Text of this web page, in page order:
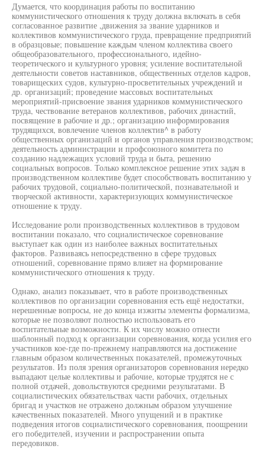
Думается, что координация работы по воспитанию
коммунистического отношения к труду должна включать в себя
согласованное развитие ,движения за звание ударников и
коллективов коммунистического груда, превращение предприятий
в образцовые; повышение каждым членом коллектива своего
общеобразовательного, профессионального, идейно-
теоретического и культурного уровня; усиление воспитательной
деятельности советов наставников, общественных отделов кадров,
товарищеских судов, культурно-просветительных учреждений и
др. организаций; проведение массовых воспитательных
мероприятий-присвоение звания ударников коммунистического
труда, чествование ветеранов коллективов, рабочих династий,
посвящение в рабочие и др.; организацию информирования
трудящихся, вовлечение членов коллектив^ в работу
общественных организаций и органов управления производством;
деятельность администрации и профсоюзного комитета по
созданию надлежащих условий труда и быта, решению
социальных вопросов. Только комплексное решение этих задач в
производственном коллективе будет способствовать воспитанию у
рабочих трудовой, социально-политической, познавательной и
творческой активности, характеризующих коммунистическое
отношение к труду.
Исследование роли производственных коллективов в трудовом
воспитании показало, что социалистическое соревнование
выступает как один из наиболее важных воспитательных
факторов. Развиваясь непосредственно в сфере трудовых
отношений, соревнование прямо влияет на формирование
коммунистического отношения к труду.
Однако, анализ показывает, что в работе производственных
коллективов по организации соревнования есть ещё недостатки,
нерешенные вопросы, не до конца изжиты элементы формализма,
которые не позволяют полностью использовать его
воспитательные возможности. К их числу можно отнести
шаблонный подход к организации соревнования, когда усилия его
участников кое-где по-прежнему направляются на достижение
главным образом количественных показателей, промежуточных
результатов. Из поля зрения организаторов соревнования нередко
выпадают целые коллективы и рабочие, которые трудятся не с
полной отдачей, довольствуются средними результатами. В
социалистических обязательствах части рабочих, отдельных
бригад и участков не отражено должным образом улучшение
качественных показателей. Много упущений и в практике
подведения итогов социалистического соревнования, поощрении
его победителей, изучении и распространении опыта
передовиков.